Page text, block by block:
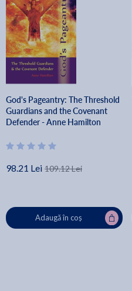
God's Pageantry: The Threshold
Guardians and the Covenant
Defender - Anne Hamilton
98.21 Lei 109.12 Lei
Adaugă în coș